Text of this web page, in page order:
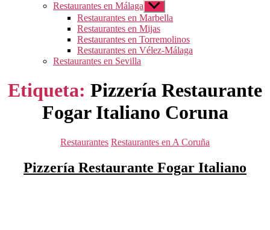
Restaurantes en Málaga Mostrar
el
submenú
Restaurantes en Marbella
Restaurantes en Mijas
Restaurantes en Torremolinos
Restaurantes en Vélez-Málaga
Restaurantes en Sevilla
Etiqueta: Pizzería Restaurante
Fogar Italiano Coruna
Categorías
Restaurantes Restaurantes en A Coruña
Pizzería Restaurante Fogar Italiano